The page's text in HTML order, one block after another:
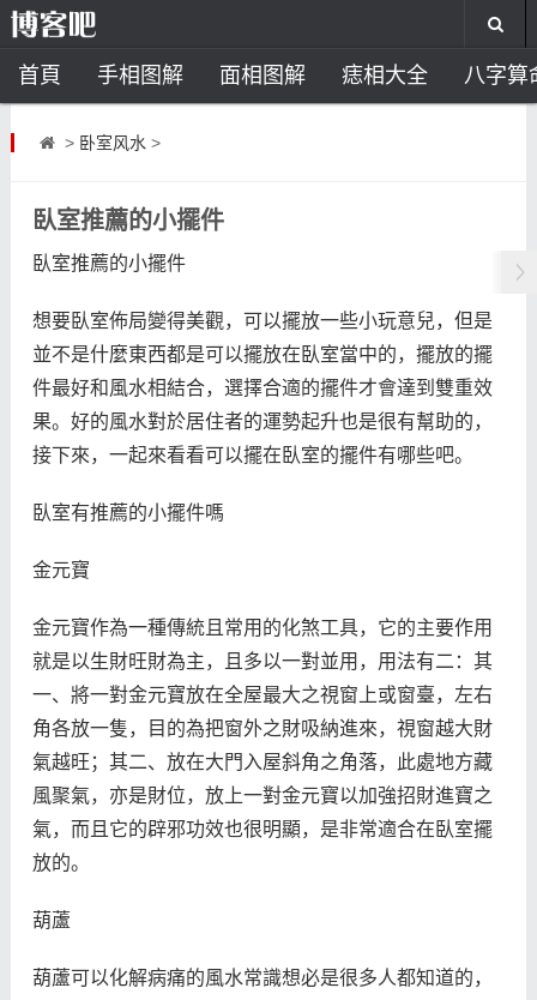
首頁 手相图解 面相图解 痣相大全 八字算
风水开运 助运饰品
> 卧室风水 >
臥室推薦的小擺件
臥室推薦的小擺件
想要臥室佈局變得美觀，可以擺放一些小玩意兒，但是
並不是什麼東西都是可以擺放在臥室當中的，擺放的擺
件最好和風水相結合，選擇合適的擺件才會達到雙重效
果。好的風水對於居住者的運勢起升也是很有幫助的，
接下來，一起來看看可以擺在臥室的擺件有哪些吧。
臥室有推薦的小擺件嗎
金元寶
金元寶作為一種傳統且常用的化煞工具，它的主要作用
就是以生財旺財為主，且多以一對並用，用法有二：其
一、將一對金元寶放在全屋最大之視窗上或窗臺，左右
角各放一隻，目的為把窗外之財吸納進來，視窗越大財
氣越旺；其二、放在大門入屋斜角之角落，此處地方藏
風聚氣，亦是財位，放上一對金元寶以加強招財進寶之
氣，而且它的辟邪功效也很明顯，是非常適合在臥室擺
放的。
葫蘆
葫蘆可以化解病痛的風水常識想必是很多人都知道的，